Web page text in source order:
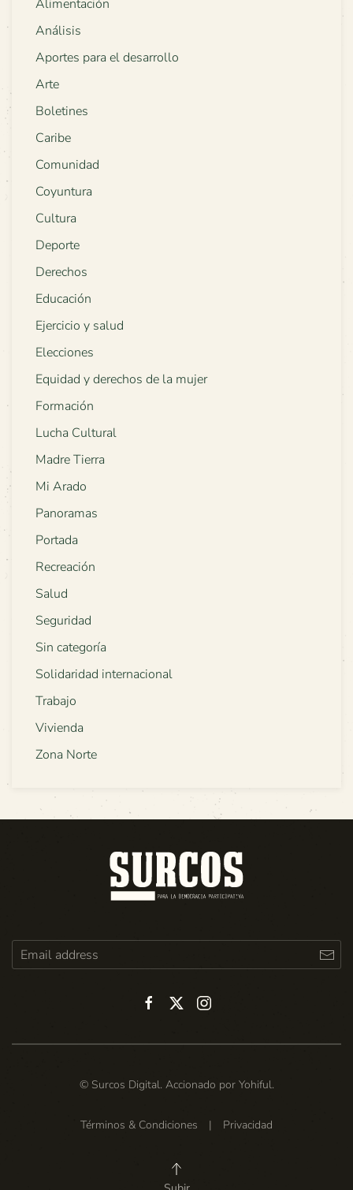
Alimentación
Análisis
Aportes para el desarrollo
Arte
Boletines
Caribe
Comunidad
Coyuntura
Cultura
Deporte
Derechos
Educación
Ejercicio y salud
Elecciones
Equidad y derechos de la mujer
Formación
Lucha Cultural
Madre Tierra
Mi Arado
Panoramas
Portada
Recreación
Salud
Seguridad
Sin categoría
Solidaridad internacional
Trabajo
Vivienda
Zona Norte
© Surcos Digital. Accionado por Yohiful.
Términos & Condiciones | Privacidad